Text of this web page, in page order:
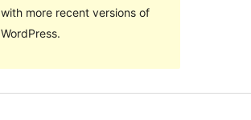
with more recent versions of
WordPress.